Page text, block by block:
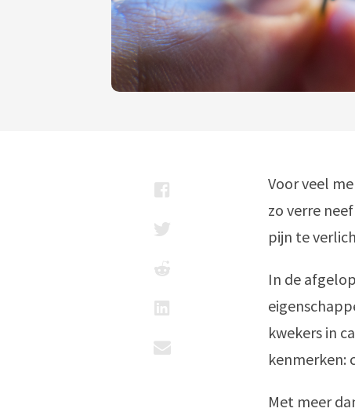
Voor veel
zo verre
pijn te
In de
kwekers in
kenmerken:
Met meer